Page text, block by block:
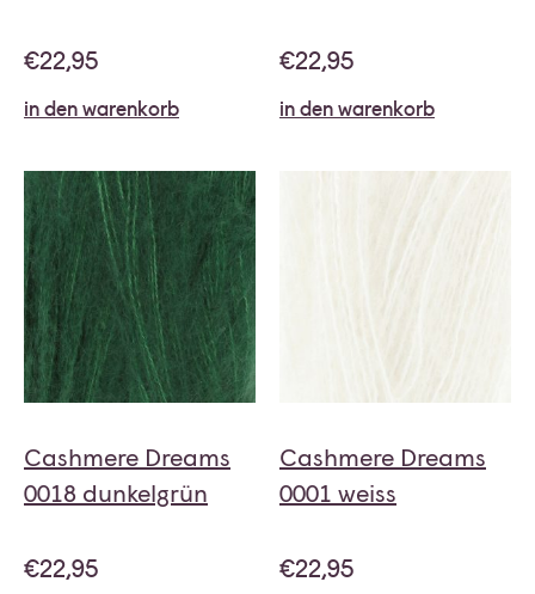
€22,95
in den warenkorb
€22,95
in den warenkorb
Cashmere Dreams
0018 dunkelgrün
€22,95
Cashmere Dreams
0001 weiss
€22,95